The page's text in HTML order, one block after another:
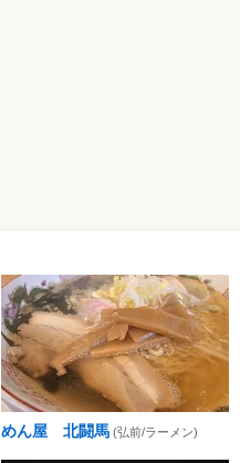
めん屋 北闘馬 (弘前/ラーメン)